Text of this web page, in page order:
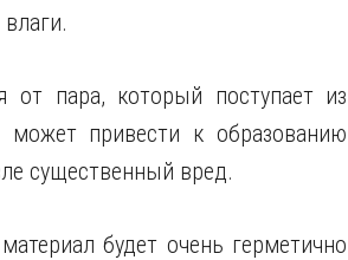
от пара, который поступает из
привести к образованию
существенный вред.
будет очень герметично